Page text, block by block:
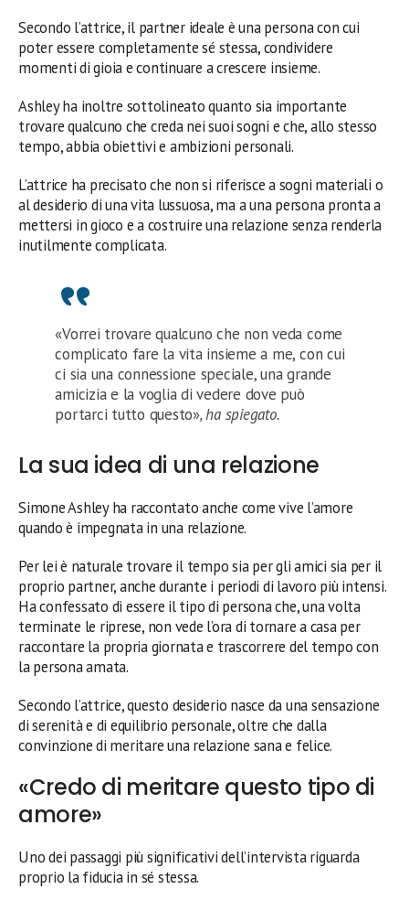
Secondo l’attrice, il partner ideale è una persona con cui
poter essere completamente sé stessa, condividere
momenti di gioia e continuare a crescere insieme.
Ashley ha inoltre sottolineato quanto sia importante
trovare qualcuno che creda nei suoi sogni e che, allo stesso
tempo, abbia obiettivi e ambizioni personali.
L’attrice ha precisato che non si riferisce a sogni materiali o
al desiderio di una vita lussuosa, ma a una persona pronta a
mettersi in gioco e a costruire una relazione senza renderla
inutilmente complicata.
«Vorrei trovare qualcuno che non veda come
complicato fare la vita insieme a me, con cui
ci sia una connessione speciale, una grande
amicizia e la voglia di vedere dove può
portarci tutto questo», ha spiegato.
La sua idea di una relazione
Simone Ashley ha raccontato anche come vive l’amore
quando è impegnata in una relazione.
Per lei è naturale trovare il tempo sia per gli amici sia per il
proprio partner, anche durante i periodi di lavoro più intensi.
Ha confessato di essere il tipo di persona che, una volta
terminate le riprese, non vede l’ora di tornare a casa per
raccontare la propria giornata e trascorrere del tempo con
la persona amata.
Secondo l’attrice, questo desiderio nasce da una sensazione
di serenità e di equilibrio personale, oltre che dalla
convinzione di meritare una relazione sana e felice.
«Credo di meritare questo tipo di
amore»
Uno dei passaggi più significativi dell’intervista riguarda
proprio la fiducia in sé stessa.